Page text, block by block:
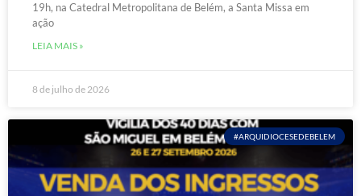
19h, na Catedral Metropolitana de Belém, a Santa Missa em
ação
LEIA MAIS »
8 de julho de 2026
#ARQUIDIOCESEDEBELEM